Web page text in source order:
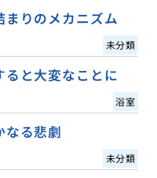
まりのメカニズム
未分類
と大変なことに
浴室
なる悲劇
未分類